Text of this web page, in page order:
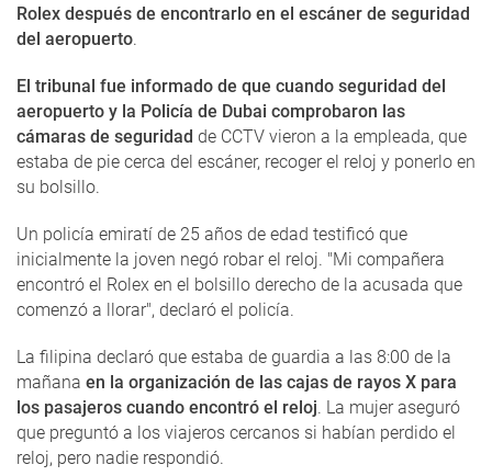
Rolex después de encontrarlo en el escáner de seguridad
del aeropuerto.
El tribunal fue informado de que cuando seguridad del
aeropuerto y la Policía de Dubai comprobaron las
cámaras de seguridad de CCTV vieron a la empleada, que
estaba de pie cerca del escáner, recoger el reloj y ponerlo en
su bolsillo.
Un policía emiratí de 25 años de edad testificó que
inicialmente la joven negó robar el reloj. "Mi compañera
encontró el Rolex en el bolsillo derecho de la acusada que
comenzó a llorar", declaró el policía.
La filipina declaró que estaba de guardia a las 8:00 de la
mañana en la organización de las cajas de rayos X para
los pasajeros cuando encontró el reloj. La mujer aseguró
que preguntó a los viajeros cercanos si habían perdido el
reloj, pero nadie respondió.